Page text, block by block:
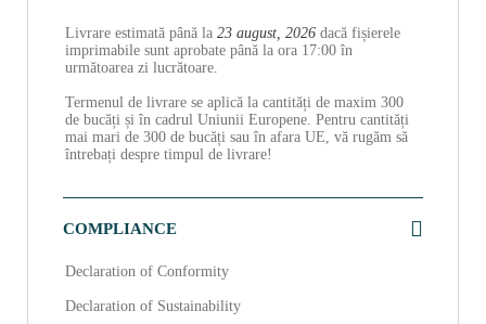
Livrare estimată până la 23 august, 2026 dacă fișierele
imprimabile sunt aprobate până la ora 17:00 în
următoarea zi lucrătoare.
Termenul de livrare se aplică la cantități de maxim 300
de bucăți și în cadrul Uniunii Europene. Pentru cantități
mai mari de 300 de bucăți sau în afara UE, vă rugăm să
întrebați despre timpul de livrare!
COMPLIANCE
Declaration of Conformity
Declaration of Sustainability